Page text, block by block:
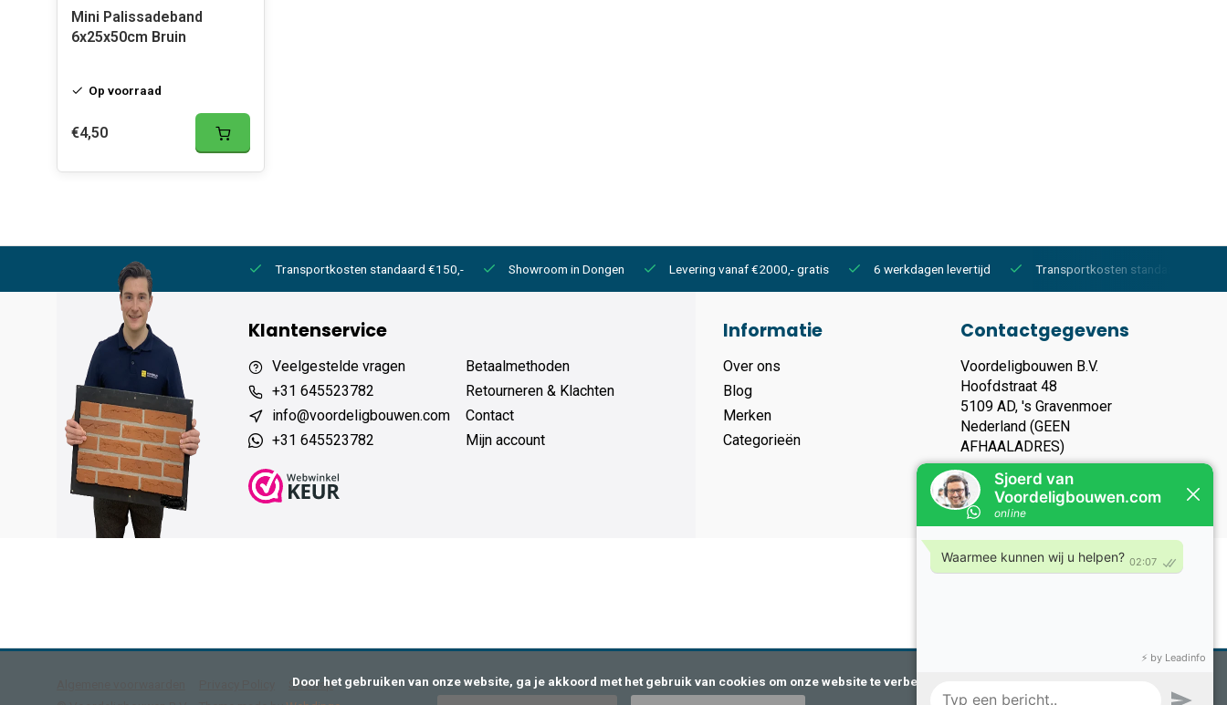
Mini Palissadeband
6x25x50cm Bruin
Op voorraad
€4,50
6 werkdagen levertijd Transportkosten standaard €150,- Showroom in Dongen Levering vanaf €2000,- gratis 6 werkdagen levertijd Transportkosten standaard €150,-
Klantenservice
Veelgestelde vragen
+31 645523782
info@voordeligbouwen.com
+31 645523782
Betaalmethoden
Retourneren & Klachten
Contact
Mijn account
Informatie
Over ons
Blog
Merken
Categorieën
Contactgegevens
Voordeligbouwen B.V.
Hoofdstraat 48
5109 AD, 's Gravenmoer
Nederland (GEEN
AFHAALADRES)
KVK nummer: 93119135
Btw nummer: NL866283006B01
Sitemap